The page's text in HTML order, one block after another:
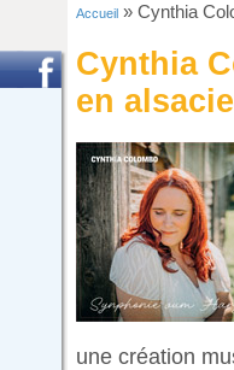
Vous êtes ici
Accueil » Cynthia
Cynthia
en
une création